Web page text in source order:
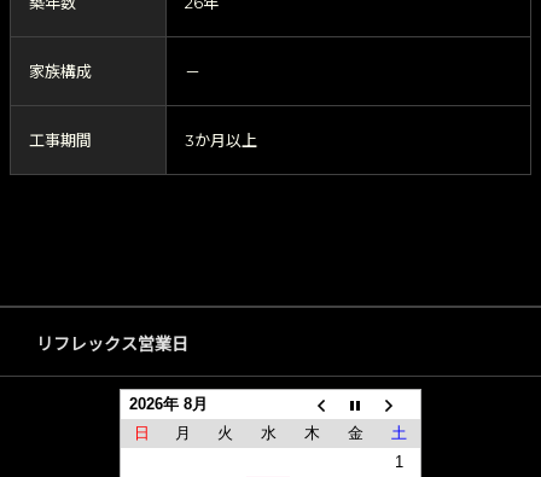
家族構成 －
工事期間 3か月以上
リフレックス営業日
2026年 8月
日
月 火 水 木 金
土
1